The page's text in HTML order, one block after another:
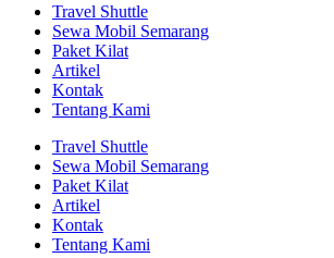
Travel Shuttle
Sewa Mobil Semarang
Paket Kilat
Artikel
Kontak
Tentang Kami
Travel Shuttle
Sewa Mobil Semarang
Paket Kilat
Artikel
Kontak
Tentang Kami